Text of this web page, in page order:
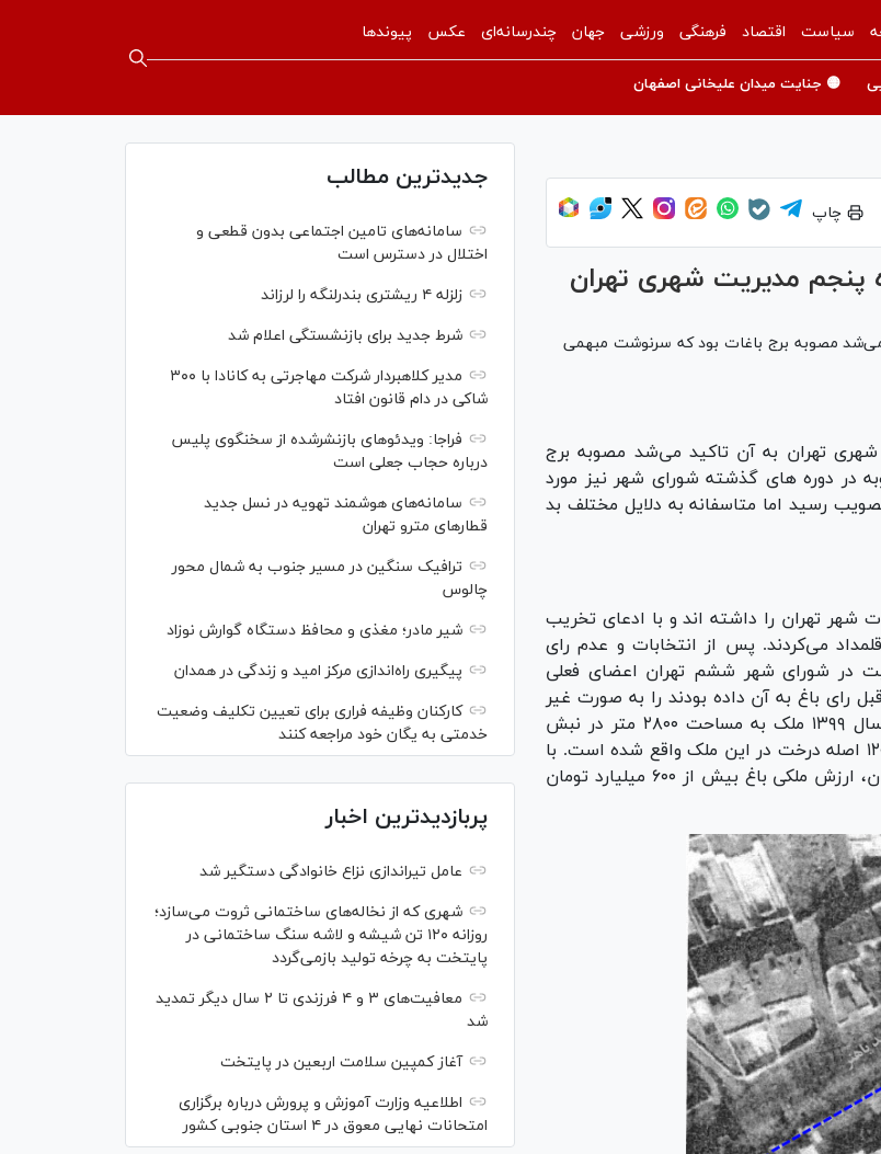
سیاست اقتصاد فرهنگی ورزشی جهان چندرسانه‌ای عکس پیوندها
🟡 جنایت میدان علیخانی اصفهان
چاپ
مدیریت شهری تهران
می‌شد مصوبه برج باغات بود که سرنوشت مبهمی
تهران به آن تاکید می‌شد مصوبه برج
در دوره های گذشته شورای شهر نیز مورد
رسید اما متاسفانه به دلایل مختلف بد
شهر تهران را داشته اند و با ادعای تخریب
می‌کردند. پس از انتخابات و عدم رای
در شورای شهر ششم تهران اعضای فعلی
رای باغ به آن داده بودند را به صورت غیر
باغ مصوب نمودند، شورای اسلامی شهر تهران ۲۳ اردیبهشت سال ۱۳۹۹ ملک به مساحت ۲۸۰۰ متر در نبش
خیابان نیاوران موسوم به باغ دوقلو را مصوب نمودند. بیش از ۱۲۰ اصله درخت در این ملک واقع شده است. با
توجه به ارزش ملکی این باغ با مصوبه غیر باغ شورای شهر تهران، ارزش ملکی باغ بیش از ۶۰۰ میلیارد تومان
جدیدترین مطالب
سامانه‌های تامین اجتماعی بدون قطعی و
اختلال در دسترس است
زلزله ۴ ریشتری بندرلنگه را لرزاند
شرط جدید برای بازنشستگی اعلام شد
مدیر کلاهبردار شرکت مهاجرتی به کانادا با ۳۰۰
شاکی در دام قانون افتاد
فراجا: ویدئو‌های بازنشرشده از سخنگوی پلیس
درباره حجاب جعلی است
سامانه‌های هوشمند تهویه در نسل جدید
قطار‌های مترو تهران
ترافیک سنگین در مسیر جنوب به شمال محور
چالوس
شیر مادر؛ مغذی و محافظ دستگاه گوارش نوزاد
پیگیری راه‌اندازی مرکز امید و زندگی در همدان
کارکنان وظیفه فراری برای تعیین تکلیف وضعیت
خدمتی به یگان خود مراجعه کنند
پربازدیدترین اخبار
عامل تیراندازی نزاع خانوادگی دستگیر شد
شهری که از نخاله‌های ساختمانی ثروت می‌سازد؛
روزانه ۱۲۰ تن شیشه و لاشه سنگ ساختمانی در
پایتخت به چرخه تولید بازمی‌گردد
معافیت‌های ۳ و ۴ فرزندی تا ۲ سال دیگر تمدید
شد
آغاز کمپین سلامت اربعین در پایتخت
اطلاعیه وزارت آموزش و پرورش درباره برگزاری
امتحانات نهایی معوق در ۴ استان جنوبی کشور